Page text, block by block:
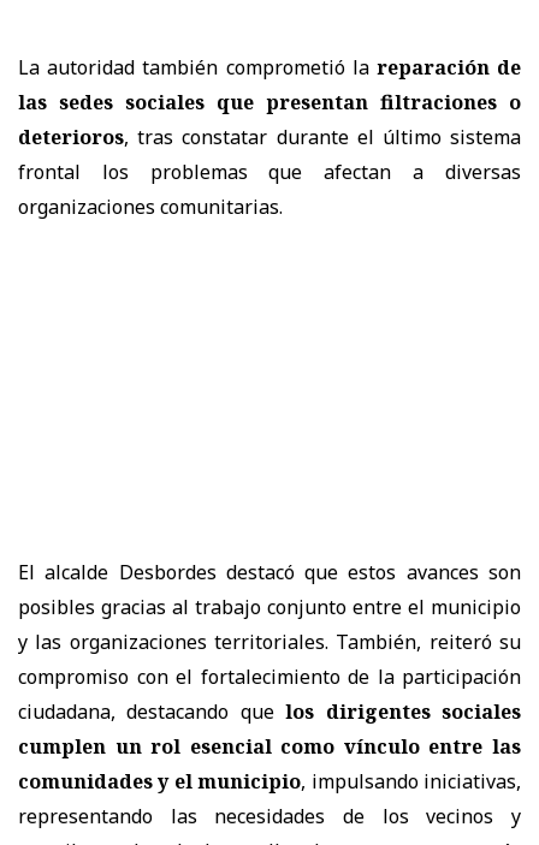
La autoridad también comprometió la reparación de
las sedes sociales que presentan filtraciones o
deterioros, tras constatar durante el último sistema
frontal los problemas que afectan a diversas
organizaciones comunitarias.
El alcalde Desbordes destacó que estos avances son
posibles gracias al trabajo conjunto entre el municipio
y las organizaciones territoriales. También, reiteró su
compromiso con el fortalecimiento de la participación
ciudadana, destacando quelos dirigentes sociales
cumplen un rol esencial como vínculo entre las
comunidades y el municipio, impulsando iniciativas,
representando las necesidades de los vecinos y